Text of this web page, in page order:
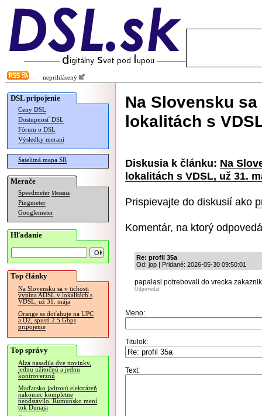
neprihlásený
DSL pripojenie
Ceny DSL
Dostupnosť DSL
Fórum o DSL
Výsledky meraní
Satelitná mapa SR
Merače
Speedmeter Merania
Pingmeter
Googlemeter
Hľadanie
Top články
Na Slovensku sa v tichosti
vypína ADSL v lokalitách s
VDSL, už 31. mája
Orange sa doťahuje na UPC
a O2, spustí 2.5 Gbps
pripojenie
Top správy
Alza nasadila dve novinky,
jednu užitočnú a jednu
kontroverznú
Maďarsko jadrovú elektráreň
nakoniec kompletne
neodstavilo, Rumunsko mení
tok Dunaja
Na Slovensku
lokalitách s
Diskusia k článku: Na
lokalitách s VDSL, už 31.
Prispievajte do diskusií ako
Komentár, na ktorý
Re: profil 35a
Od: jop | Pridané: 2026-05-30 09:50:01
papalasi potrebovali do vrecka
Odpovedať
Meno:
Titulok:
Text: